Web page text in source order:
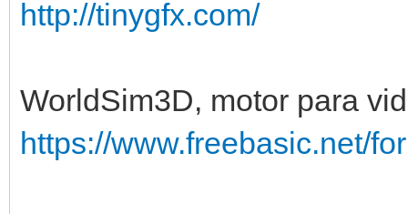
http://tinygfx.com/
WorldSim3D, motor para
https://www.freebasic.net/